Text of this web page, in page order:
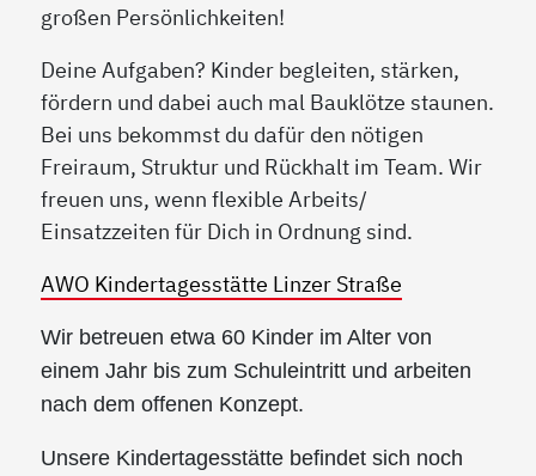
großen Persönlichkeiten!
Deine Aufgaben? Kinder begleiten, stärken,
fördern und dabei auch mal Bauklötze staunen.
Bei uns bekommst du dafür den nötigen
Freiraum, Struktur und Rückhalt im Team. Wir
freuen uns, wenn flexible Arbeits/
Einsatzzeiten für Dich in Ordnung sind.
AWO Kindertagesstätte Linzer Straße
Wir betreuen etwa 60 Kinder im Alter von
einem Jahr bis zum Schuleintritt und arbeiten
nach dem offenen Konzept.
Unsere Kindertagesstätte befindet sich noch